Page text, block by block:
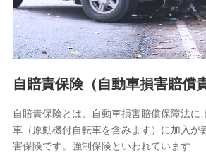
株式会社ドコモ・インシュアランス
個人情報の第三者提供について
除き、第三者に提供いたしません。
業務の委託
当社は利用目的の達成に必要な範囲内に
自賠責保険（自動車損害賠償
自賠責保険とは、自動車損害賠償保障法に
車（原動機付自転車を含みます）に加入が
害保険です。強制保険といわれています…